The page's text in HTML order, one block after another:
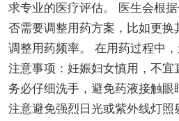
求专业的医疗评估。 医生会根
否需要调整用药方案，比如更
调整用药频率。 在用药过程中
注意事项：妊娠妇女慎用，不
务必仔细洗手，避免药液接触眼
注意避免强烈日光或紫外线灯照